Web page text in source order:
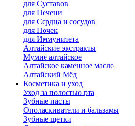
для Cуставов
для Печени
для Сердца и сосудов
для Почек
для Иммунитета
Алтайские экстракты
Мумиё алтайское
Алтайское каменное масло
Алтайский Мёд
Косметика и уход
Уход за полостью рта
Зубные пасты
Ополаскиватели и бальзамы
Зубные щетки